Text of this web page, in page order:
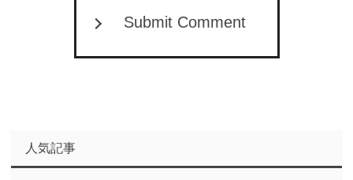
Submit Comment
人気記事